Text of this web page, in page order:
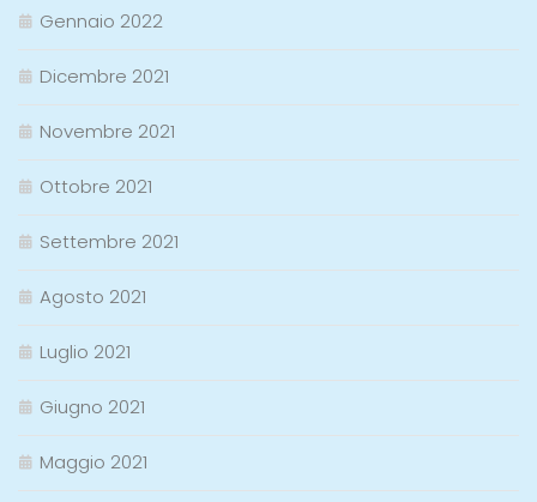
Gennaio 2022
Dicembre 2021
Novembre 2021
Ottobre 2021
Settembre 2021
Agosto 2021
Luglio 2021
Giugno 2021
Maggio 2021